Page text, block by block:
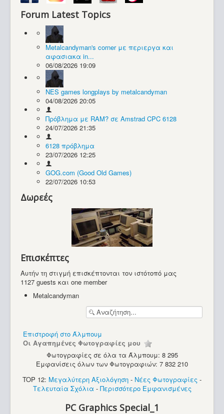
Συλλογές / Projects
Υπολογιστές
Forum Latest Topics
Metalcandyman's corner με περιεργα και
αφασιακα in...
06/08/2026 19:09
NES games longplays by metalcandyman
04/08/2026 20:05
Πρόβλημα με RAM? σε Amstrad CPC 6128
24/07/2026 21:35
6128 πρόβλημα
23/07/2026 12:25
GOG.com (Good Old Games)
22/07/2026 10:53
Δωρεές
Επισκέπτες
Αυτήν τη στιγμή επισκέπτονται τον ιστότοπό μας
1127 guests και one member
Metalcandyman
Επιστροφή στο Άλμπουμ
Οι Αγαπημένες Φωτογραφίες μου
Φωτογραφίες σε όλα τα Άλμπουμ: 8 295
Εμφανίσεις όλων των Φωτογραφιών: 7 832 210
TOP 12: Μεγαλύτερη Αξιολόγηση - Νέες Φωτογραφίες -
Τελευταία Σχόλια - Περισσότερο Εμφανισμένες
PC Graphics Special_1